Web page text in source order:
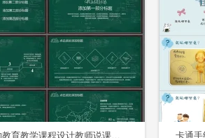
粉笔简约教育教学课程设计教师说课课件公开课通用PPT模板